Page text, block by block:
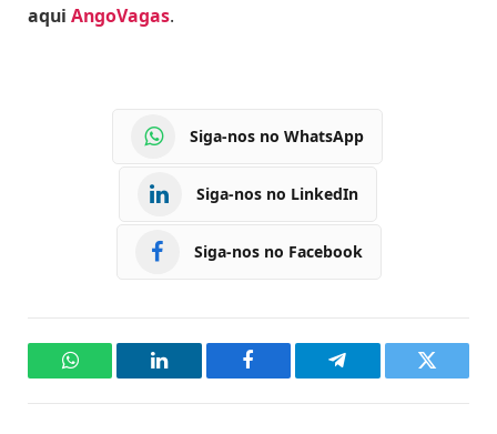
aqui AngoVagas.
Siga-nos no WhatsApp
Siga-nos no LinkedIn
Siga-nos no Facebook
WhatsAppLinkedIn Facebook Telegram Twitter